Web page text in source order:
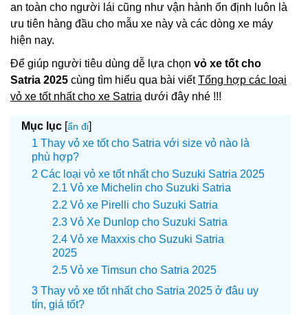
an toàn cho người lái cũng như vận hành ổn định luôn là
ưu tiên hàng đầu cho mẫu xe này và các dòng xe máy
hiện nay.
Để giúp người tiêu dùng dễ lựa chọn vỏ xe tốt cho
Satria 2025 cùng tìm hiểu qua bài viếtTổng hợp các loại
vỏ xe tốt nhất cho xe Satria dưới đây nhé !!!
Mục lục [ẩn đi]
Thay vỏ xe tốt cho Satria với size vỏ nào là
phù hợp?
Các loại vỏ xe tốt nhất cho Suzuki Satria 2025
Vỏ xe Michelin cho Suzuki Satria
Vỏ xe Pirelli cho Suzuki Satria
Vỏ Xe Dunlop cho Suzuki Satria
Vỏ xe Maxxis cho Suzuki Satria
2025
Vỏ xe Timsun cho Satria 2025
Thay vỏ xe tốt nhất cho Satria 2025 ở đâu uy
tín, giá tốt?